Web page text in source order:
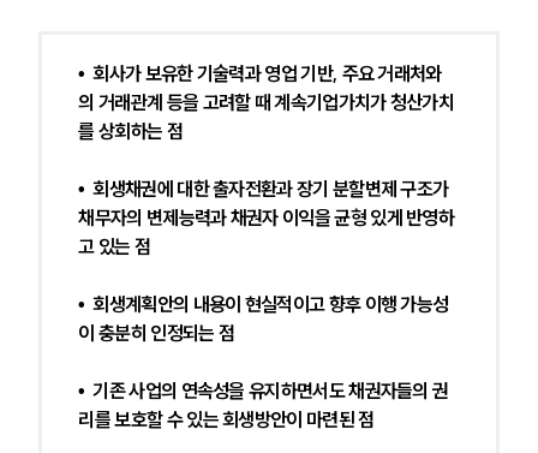
•  회사가 보유한 기술력과 영업 기반, 주요 거래처와
의 거래관계 등을 고려할 때 계속기업가치가 청산가치
를 상회하는 점
•  회생채권에 대한 출자전환과 장기 분할변제 구조가
채무자의 변제능력과 채권자 이익을 균형 있게 반영하
고 있는 점
•  회생계획안의 내용이 현실적이고 향후 이행 가능성
이 충분히 인정되는 점
•  기존 사업의 연속성을 유지하면서도 채권자들의 권
리를 보호할 수 있는 회생방안이 마련된 점